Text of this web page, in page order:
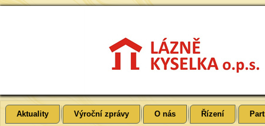
Aktuality Výroční zprávy O nás Řízení